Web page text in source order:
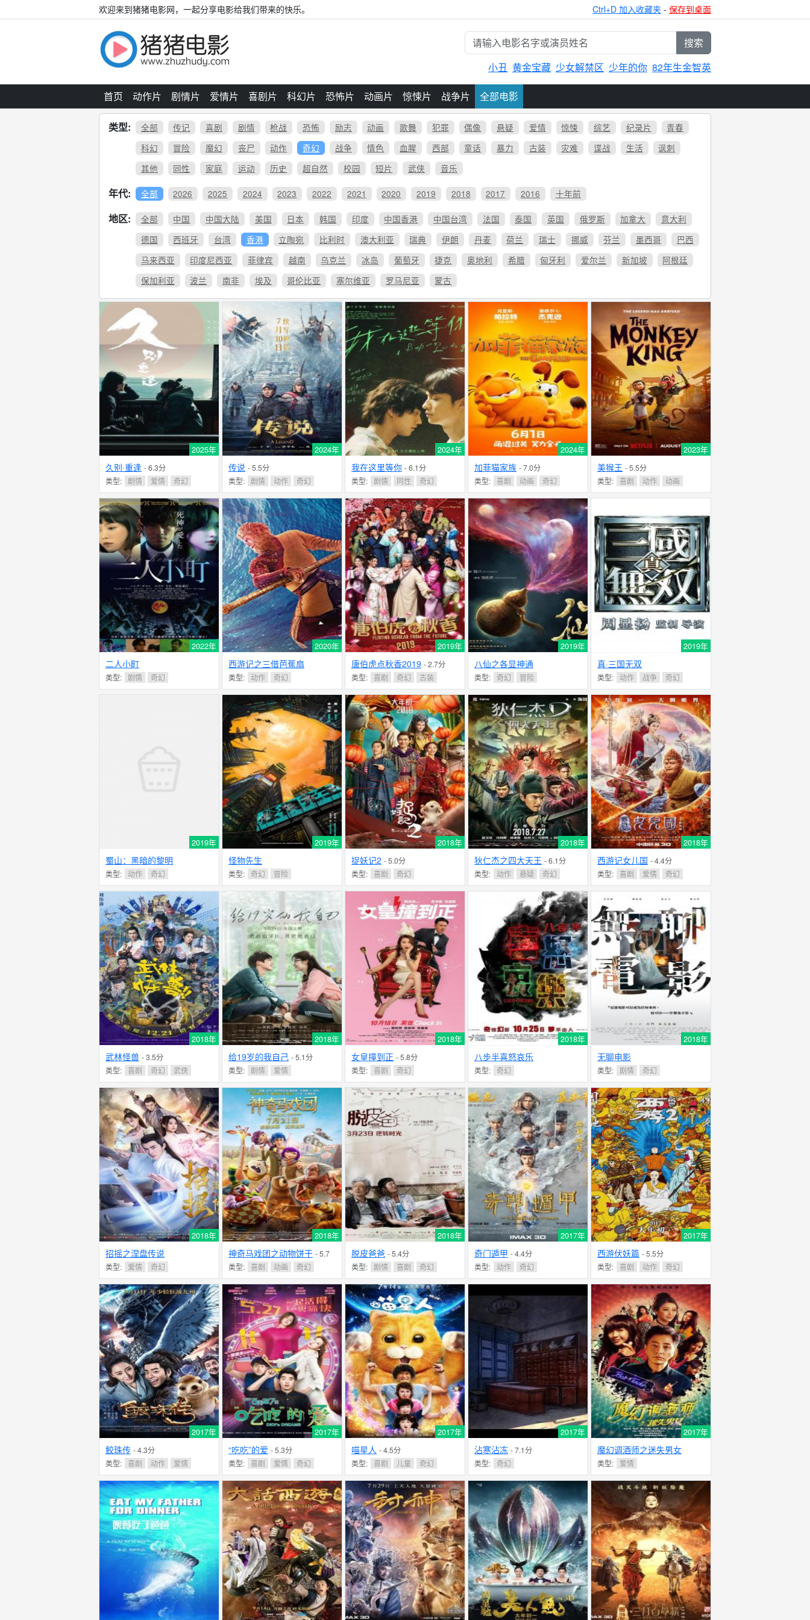
欢迎来到猪猪电影网，一起分享电影给我们带来的快乐。 Ctrl+D 加入收藏夹 - 保存到桌面
搜索
小丑 黄金宝藏 少女解禁区 少年的你 82年生金智英
首页 动作片 剧情片 爱情片 喜剧片 科幻片 恐怖片 动画片 惊悚片 战争片 全部电影
类型: 全部 传记 喜剧 剧情 枪战 恐怖 励志 动画 歌舞 犯罪 偶像 悬疑 爱情 惊悚 综艺 纪录片
青春
科幻
冒险 魔幻 丧尸 动作 奇幻 战争 情色 血腥 西部 童话 暴力 古装 灾难 谍战 生活
讽刺
其他
同性 家庭 运动 历史 超自然 校园 短片 武侠 音乐
年代: 全部 2026 2025 2024 2023 2022 2021 2020 2019 2018 2017 2016 十年前
地区: 全部 中国 中国大陆 美国 日本 韩国 印度 中国香港 中国台湾 法国 泰国 英国 俄罗斯 加拿大
意大利
德国
西班牙 台湾 香港 立陶宛 比利时 澳大利亚 瑞典 伊朗 丹麦 荷兰 瑞士 挪威 芬兰 墨西哥
巴西
马来西亚
印度尼西亚 菲律宾 越南 乌克兰 冰岛 葡萄牙 捷克 奥地利 希腊 匈牙利 爱尔兰 新加坡
阿根廷
保加利亚
波兰 南非 埃及 哥伦比亚 塞尔维亚 罗马尼亚 蒙古
2025年
久别·重逢 - 6.3分
类型: 剧情 爱情 奇幻
2024年
传说 - 5.5分
类型: 剧情 动作 奇幻
2024年
我在这里等你 - 6.1分
类型: 剧情 同性 奇幻
2024年
加菲猫家族 - 7.0分
类型: 喜剧 动画 奇幻
2023年
美猴王 - 5.5分
类型: 喜剧 动作 动画
2022年
二人小町
类型: 剧情 奇幻
2020年
西游记之三借芭蕉扇
类型: 动作 奇幻
2019年
唐伯虎点秋香2019 - 2.7分
类型: 喜剧 奇幻 古装
2019年
八仙之各显神通
类型: 奇幻 冒险
2019年
真·三国无双
类型: 动作 战争 奇幻
2019年
蜀山：黑暗的黎明
类型: 动作 奇幻
2019年
怪物先生
类型: 奇幻 冒险
2018年
捉妖记2 - 5.0分
类型: 喜剧 奇幻
2018年
狄仁杰之四大天王 - 6.1分
类型:
动作 悬疑 奇幻
2018年
西游记女儿国 - 4.4分
类型: 喜剧 爱情 奇幻
2018年
武林怪兽 - 3.5分
类型: 喜剧 奇幻 武侠
2018年
给19岁的我自己 - 5.1分
类型: 剧情 爱情
2018年
女皇撞到正 - 5.8分
类型: 喜剧 奇幻
2018年
八步半喜怒哀乐
类型: 奇幻
2018年
无聊电影
类型: 剧情 奇幻
2018年
招摇之涅盘传说
类型: 爱情 奇幻
2018年
神奇马戏团之动物饼干 - 5.7
分
类型: 喜剧 动画 奇幻
2018年
脱皮爸爸 - 5.4分
类型: 剧情 喜剧 奇幻
2017年
奇门遁甲 - 4.4分
类型:
动作 奇幻
2017年
西游伏妖篇 - 5.5分
类型: 喜剧 动作 奇幻
2017年
鲛珠传 - 4.3分
类型: 喜剧 动作 爱情
2017年
“吃吃”的爱 - 5.3分
类型: 喜剧 爱情 奇幻
2017年
喵星人 - 4.5分
类型: 喜剧 儿童 奇幻
2017年
沾寒沾冻 - 7.1分
类型: 奇幻
2017年
魔幻调酒师之迷失男女
类型: 爱情